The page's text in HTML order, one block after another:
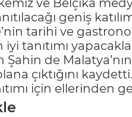
ve Belçika
geniş
tarihi ve
tanıtımı
Şahin de
çıktığını
için ellerinden